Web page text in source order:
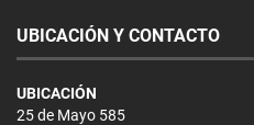
UBICACIÓN Y CONTACTO
UBICACIÓN
25 de Mayo 585